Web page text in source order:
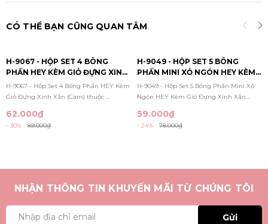
CÓ THỂ BẠN CŨNG QUAN TÂM
H-9067 - HỘP SET 4 BÔNG
PHẤN HEY KÈM GIỎ ĐỰNG XINH
XẮN (CAM)
H-9067 - Hộp Set 4 Bông Phấn HEY Kèm
Giỏ Đựng Xinh Xắn (Cam) thuộc ...
62.000₫
- 30% 89.000₫
H-9049 - HỘP SET 5 BÔNG
PHẤN MINI XỎ NGÓN HEY KÈM
GIỎ ĐỰNG XINH XẮN
H-9049 - Hộp Set 5 Bông Phấn Mini Xỏ
Ngón HEY Kèm Giỏ Đựng Xinh Xắn...
59.000₫
- 24% 78.000₫
NHẬN THÔNG TIN KHUYẾN MÃI TỪ CHÚNG TÔI
Gửi